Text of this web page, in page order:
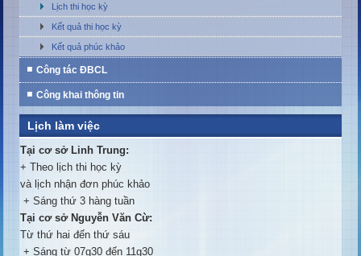
Lịch thi học kỳ
Kết quả thi học kỳ
Kết quả phúc khảo
Công tác ĐBCL
Công khai thông tin
Lịch làm việc
Tại cơ sở Linh Trung:
+ Theo lịch thi học kỳ
và lịch nhận đơn phúc khảo
+ Sáng thứ 3 hàng tuần
Tại cơ sở Nguyễn Văn Cừ:
Từ thứ hai đến thứ sáu
+ Sáng từ 07g30 đến 11g30